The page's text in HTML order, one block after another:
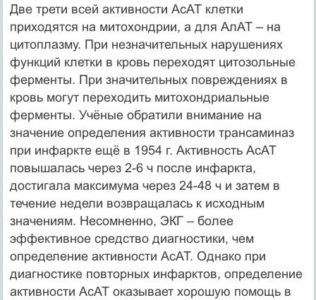
Две трети всей активности АсАТ клетки
приходятся на митохондрии, а для АлАТ – на
цитоплазму. При незначительных нарушениях
функций клетки в кровь переходят цитозольные
ферменты. При значительных повреждениях в
кровь могут переходить митохондриальные
ферменты. Учёные обратили внимание на
значение определения активности трансаминаз
при инфаркте ещё в 1954 г. Активность АсАТ
повышалась через 2-6 ч после инфаркта,
достигала максимума через 24-48 ч и затем в
течение недели возвращалась к исходным
значениям. Несомненно, ЭКГ – более
эффективное средство диагностики, чем
определение активности АсАТ. Однако при
диагностике повторных инфарктов, определение
активности АсАТ оказывает хорошую помощь в